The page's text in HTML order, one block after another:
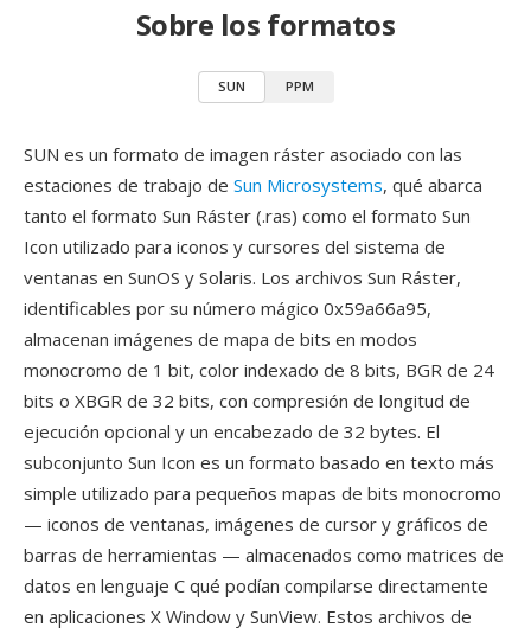
Sobre los formatos
SUN PPM
SUN es un formato de imagen ráster asociado con las
estaciones de trabajo de Sun Microsystems, qué abarca
tanto el formato Sun Ráster (.ras) como el formato Sun
Icon utilizado para iconos y cursores del sistema de
ventanas en SunOS y Solaris. Los archivos Sun Ráster,
identificables por su número mágico 0x59a66a95,
almacenan imágenes de mapa de bits en modos
monocromo de 1 bit, color indexado de 8 bits, BGR de 24
bits o XBGR de 32 bits, con compresión de longitud de
ejecución opcional y un encabezado de 32 bytes. El
subconjunto Sun Icon es un formato basado en texto más
simple utilizado para pequeños mapas de bits monocromo
— iconos de ventanas, imágenes de cursor y gráficos de
barras de herramientas — almacenados como matrices de
datos en lenguaje C qué podían compilarse directamente
en aplicaciones X Window y SunView. Estos archivos de